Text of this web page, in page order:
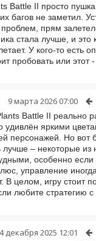
Battle II просто
багов не заметил.
прям
стала лучше, и это
У кого-то есть
пробовать или этот -
9 марта 2026 07:00
Battle II реально
удивлён яркими
персонажей. Но вот
– некоторые из
особенно если
управление
В целом, игру стоит
любите стратегию
декабря 2025 12:01